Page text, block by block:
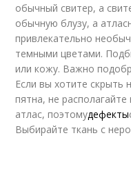
обычный свитер, а
обычную блузу, а
привлекательно
темными цветами.
или кожу. Важно
Если вы хотите скрыть
пятна, не
атлас, поэтомудефекты
Выбирайте ткань с